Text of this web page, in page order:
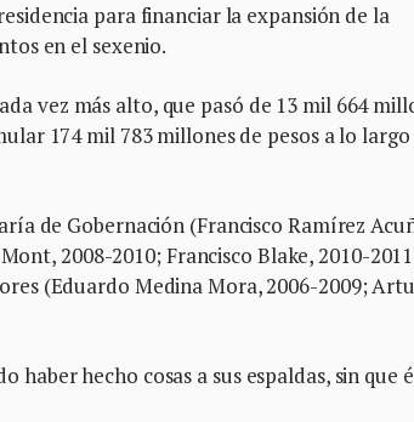
para financiar la expansión de la
en el sexenio.
vez más alto, que pasó de 13 mil 664
174 mil 783 millones de pesos a lo
de Gobernación (Francisco Ramírez
2008-2010; Francisco Blake, 2010-
(Eduardo Medina Mora, 2006-2009;
hecho cosas a sus espaldas, sin que